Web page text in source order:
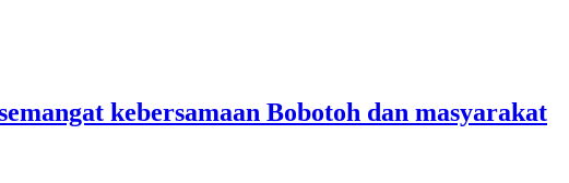
kebersamaan Bobotoh dan masyarakat